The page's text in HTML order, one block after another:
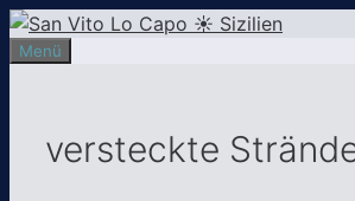
Zum
Inhalt
Menü
versteckte